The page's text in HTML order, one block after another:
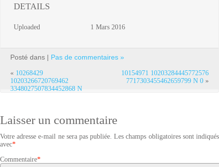
DETAILS
Uploaded 1 Mars 2016
Posté dans | Pas de commentaires »
« 10268429
10203266720769462
3348027507834452868 N
10154971 10203284445772576
7717303455462659799 N 0 »
Laisser un commentaire
Votre adresse e-mail ne sera pas publiée. Les champs obligatoires sont indiqués
avec*
Commentaire*